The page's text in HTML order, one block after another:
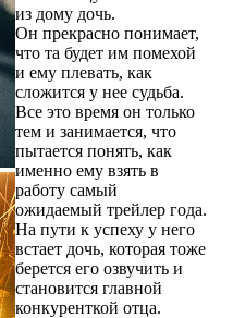
из дому дочь.
Он прекрасно понимает,
что та будет им помехой
и ему плевать, как
сложится у нее судьба.
Все это время он только
тем и занимается, что
пытается понять, как
именно ему взять в
работу самый
ожидаемый трейлер года.
На пути к успеху у него
встает дочь, которая тоже
берется его озвучить и
становится главной
конкуренткой отца.